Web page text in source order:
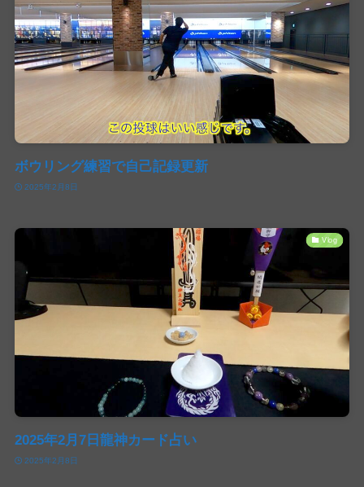
ボウリング練習で自己記録更新
2025年2月8日
Vlog
2025年2月7日龍神カード占い
2025年2月8日